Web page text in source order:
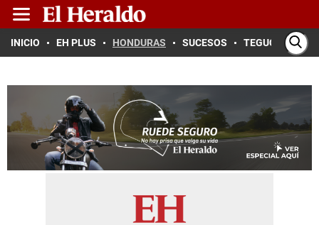
INICIO EH PLUS HONDURAS SUCESOS TEGUCIGALPA